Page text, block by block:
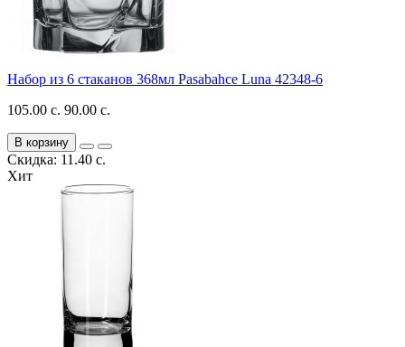
Набор из 6 стаканов 368мл Pasabahce Luna 42348-6
105.00 с. 90.00 с.
В корзину
Скидка: 11.40 с.
Хит